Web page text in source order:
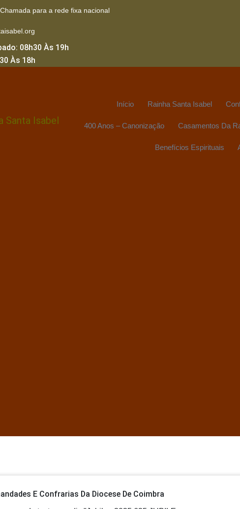
para a rede fixa nacional
08h30 Às 19h
Às 18h
Início
Rainha Santa Isabel
400 Anos – Canonização Casamentos Da
Benefícios Espirituais
E Confrarias Da Diocese De Coimbra